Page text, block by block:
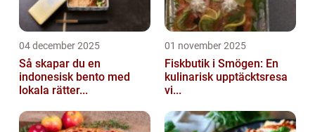
04 december 2025
Så skapar du en
indonesisk bento med
lokala rätter...
01 november 2025
Fiskbutik i Smögen: En
kulinarisk upptäcktsresa
vi...